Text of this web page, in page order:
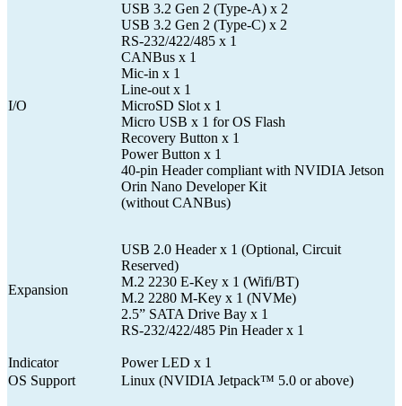
I/O
USB 3.2 Gen 2 (Type-A) x 2
USB 3.2 Gen 2 (Type-C) x 2
RS-232/422/485 x 1
CANBus x 1
Mic-in x 1
Line-out x 1
MicroSD Slot x 1
Micro USB x 1 for OS Flash
Recovery Button x 1
Power Button x 1
40-pin Header compliant with NVIDIA Jetson
Orin Nano Developer Kit
(without CANBus)
Expansion
USB 2.0 Header x 1 (Optional, Circuit
Reserved)
M.2 2230 E-Key x 1 (Wifi/BT)
M.2 2280 M-Key x 1 (NVMe)
2.5” SATA Drive Bay x 1
RS-232/422/485 Pin Header x 1
Indicator
Power LED x 1
OS Support
Linux (NVIDIA Jetpack™ 5.0 or above)